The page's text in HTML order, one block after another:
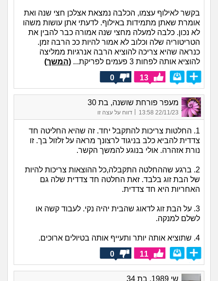
בקשר לאילוף עצמו, הכלבה נמצאת אצלכן חצי שנה ואת
אומרת שאתן מתמידות באילוף. לדעתי אתן עושות משהו
לא נכון. כלבה למעלה מחצי שנה אמורה כבר להבין את
הטריטוריה שלה וכלוב לא אמור להיות ככ הרבה זמן.
כנראה שהיא צריכה להוציא הרבה אנרגיות ממליצה
להוציא אותה לפחות 3 פעמים לפריקת...
(המשך)
13
0
מעפר פורחת שושנה, בת 30
22/11/23 13:58 דווח על עצה זו
1. החלטות צריכות להתקבל יחד. זה שהיא החליטה חד
צדדית להביא כלב בניגוד לרצונך מראה על זלזול בך. זו
נורת אזהרה. אולי בנוגע להמשך הקשר.
2. ברגע שההחלטה התקבלה,כל ההוצאות צריכות להיות
של הבת זוג בלבד. זאת החלטה חד צדדית שלה גם
האחריות היא חד צדדית.
3. על הבת זוג לדאוג שהבית יהיה נקי. לעבוד קשה או
לשלם למנקה.
4. שתוציא אותה יותר ותעייף אותה בטיולים ארוכים.
11
0
שי 1989, בת 34